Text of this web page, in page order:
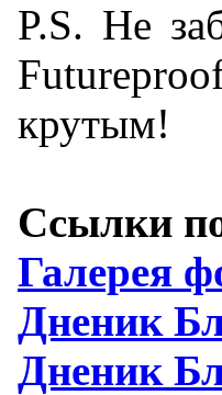
P.S. Не
крутым!
Ссылки
Галерея
Дненик
Дненик